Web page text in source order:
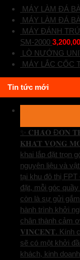
MÁY LÀM ĐÁ
MÁY LÀM ĐÁ
MÁY ĐÁNH
SM-2000
LÒ NƯỚNG
MÁY LẮC CỐC
Tin tức mới
✨ 𝐂𝐇𝐀̀𝐎 Đ𝐎́𝐍
𝐊𝐇𝐀́𝐓 𝐕𝐎̣𝐍𝐆
khai lắp đặt trọn
nguyên liệu và
tại khu đô thị
đặt, mỗi góc
còn là sự gửi
hành trình khởi
chân thành cảm
𝐕𝐈𝐍𝐂𝐄𝐍𝐓. Kính
sẽ có một khởi
khách, kinh